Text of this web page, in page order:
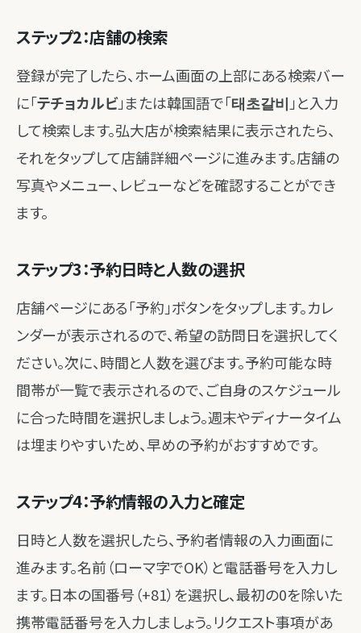
ステップ2：店舗の検索
登録が完了したら、ホーム画面の上部にある検索バー
に「テチョカルビ」または韓国語で「태초갈비 」と入力
して検索します。弘大店が検索結果に表示されたら、
それをタップして店舗詳細ページに進みます。店舗の
写真やメニュー、レビューなどを確認することができ
ます。
ステップ3：予約日時と人数の選択
店舗ページにある「予約」ボタンをタップします。カレ
ンダーが表示されるので、希望の訪問日を選択してく
ださい。次に、時間と人数を選びます。予約可能な時
間帯が一覧で表示されるので、ご自身のスケジュール
に合った時間を選択しましょう。週末やディナータイム
は埋まりやすいため、早めの予約がおすすめです。
ステップ4：予約情報の入力と確定
日時と人数を選択したら、予約者情報の入力画面に
進みます。名前（ローマ字でOK）と電話番号を入力し
ます。日本の国番号（+81）を選択し、最初の0を除いた
携帯電話番号を入力しましょう。リクエスト事項があ